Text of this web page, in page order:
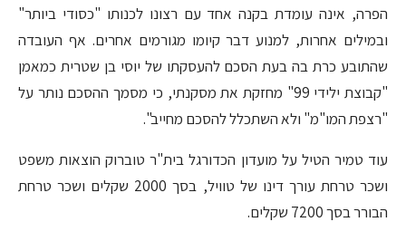
הפרה, אינה עומדת בקנה אחד עם רצונו לכנותו "כסודי ביותר"
ובמילים אחרות, למנוע דבר קיומו מגורמים אחרים. אף העובדה
שהתובע כרת בה בעת הסכם להעסקתו של יוסי בן שטרית כמאמן
"קבוצת ילידי 99" מחזקת את מסקנתי, כי מסמך ההסכם נותר על
"רצפת המו"מ" ולא השתכלל להסכם מחייב".
עוד טמיר הטיל על מועדון הכדורגל בית"ר טוברוק הוצאות משפט
ושכר טרחת עורך דינו של טוויל, בסך 2000 שקלים ושכר טרחת
הבורר בסך 7200 שקלים.